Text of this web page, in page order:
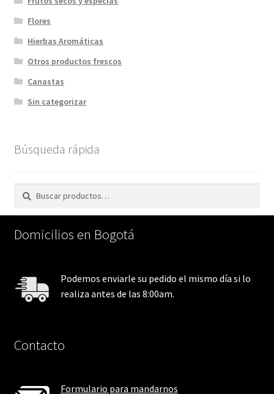
Flores
Hierbas Aromáticas
Otros productos frescos
Canastas
Sin categorizar
Búsqueda rápida
Buscar
Buscar
Domicilios en Bogotá
Podemos enviarle su pedido el mismo día si lo
realiza antes de las 8:00am.
Contacto
Formulario para mandarnos